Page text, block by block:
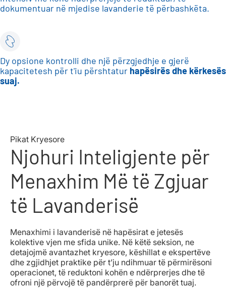
dokumentuar në mjedise lavanderie të përbashkëta.
Dy opsione kontrolli dhe një përzgjedhje e gjerë
kapacitetesh për t'iu përshtatur hapësirës dhe kërkesës
suaj.
Pikat Kryesore
Njohuri Inteligjente për
Menaxhim Më të Zgjuar
të Lavanderisë
Menaxhimi i lavanderisë në hapësirat e jetesës
kolektive vjen me sfida unike. Në këtë seksion, ne
detajojmë avantazhet kryesore, këshillat e ekspertëve
dhe zgjidhjet praktike për t’ju ndihmuar të përmirësoni
operacionet, të reduktoni kohën e ndërprerjes dhe të
ofroni një përvojë të pandërprerë për banorët tuaj.